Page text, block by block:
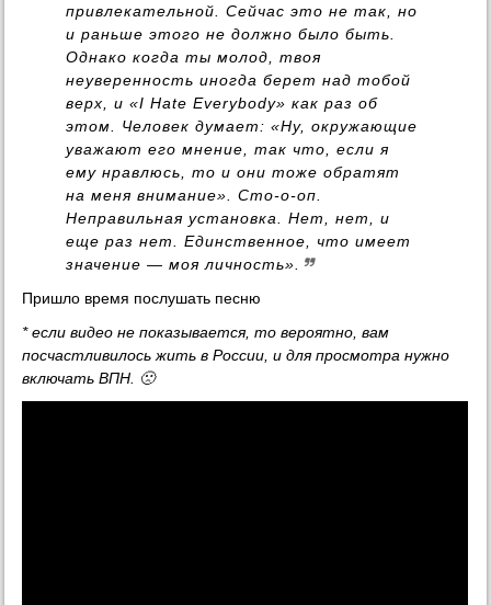
привлекательной. Сейчас это не так, но
и раньше этого не должно было быть.
Однако когда ты молод, твоя
неуверенность иногда берет над тобой
верх, и «I Hate Everybody» как раз об
этом. Человек думает: «Ну, окружающие
уважают его мнение, так что, если я
ему нравлюсь, то и они тоже обратят
на меня внимание». Сто-о-оп.
Неправильная установка. Нет, нет, и
еще раз нет. Единственное, что имеет
значение — моя личность».
Пришло время послушать песню
* если видео не показывается, то вероятно, вам
посчастливилось жить в России, и для просмотра нужно
включать ВПН. 🙁